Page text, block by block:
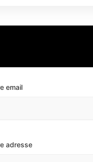
email
adresse